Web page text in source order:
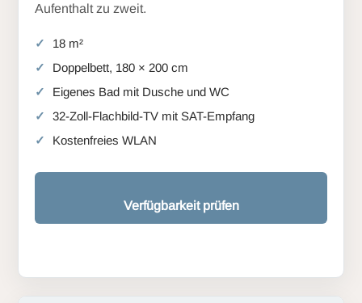
Aufenthalt zu zweit.
18 m²
Doppelbett, 180 × 200 cm
Eigenes Bad mit Dusche und WC
32-Zoll-Flachbild-TV mit SAT-Empfang
Kostenfreies WLAN
Verfügbarkeit prüfen